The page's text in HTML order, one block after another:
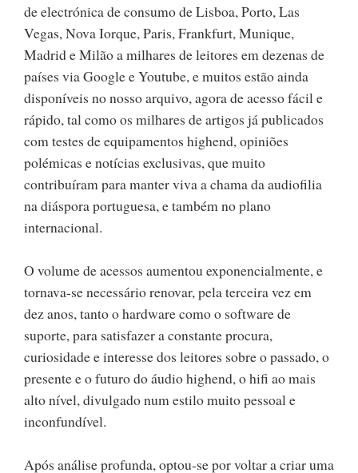
de electrónica de consumo de Lisboa, Porto, Las
Vegas, Nova Iorque, Paris, Frankfurt, Munique,
Madrid e Milão a milhares de leitores em dezenas de
países via Google e Youtube, e muitos estão ainda
disponíveis no nosso arquivo, agora de acesso fácil e
rápido, tal como os milhares de artigos já publicados
com testes de equipamentos highend, opiniões
polémicas e notícias exclusivas, que muito
contribuíram para manter viva a chama da audiofilia
na diáspora portuguesa, e também no plano
internacional.
O volume de acessos aumentou exponencialmente, e
tornava-se necessário renovar, pela terceira vez em
dez anos, tanto o hardware como o software de
suporte, para satisfazer a constante procura,
curiosidade e interesse dos leitores sobre o passado, o
presente e o futuro do áudio highend, o hifi ao mais
alto nível, divulgado num estilo muito pessoal e
inconfundível.
Após análise profunda, optou-se por voltar a criar uma